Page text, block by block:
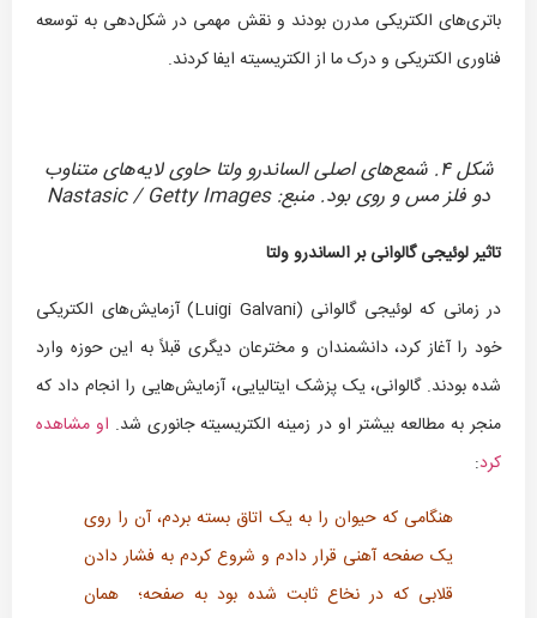
باتری‌های الکتریکی مدرن بودند و نقش مهمی در شکل‌دهی به توسعه
فناوری الکتریکی و درک ما از الکتریسیته ایفا کردند.
شکل ۴. شمع‌های اصلی الساندرو ولتا حاوی لایه‌های متناوب
دو فلز مس و روی بود. منبع: Nastasic / Getty Images
تاثیر لوئیجی گالوانی بر الساندرو ولتا
در زمانی که لوئیجی گالوانی (Luigi Galvani) آزمایش‌های الکتریکی
خود را آغاز کرد، دانشمندان و مخترعان دیگری قبلاً به این حوزه وارد
شده بودند. گالوانی، یک پزشک ایتالیایی، آزمایش‌هایی را انجام داد که
منجر به مطالعه بیشتر او در زمینه الکتریسیته جانوری شد. او مشاهده
کرد:
هنگامی که حیوان را به یک اتاق بسته بردم، آن را روی
یک صفحه آهنی قرار دادم و شروع کردم به فشار دادن
قلابی که در نخاع ثابت شده بود به صفحه؛ همان